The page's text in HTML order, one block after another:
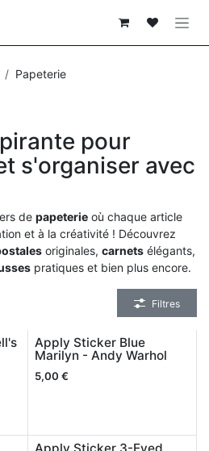
Papeterie
pour
s'organiser avec
de papeterie où chaque article
et à la créativité ! Découvrez
originales, carnets élégants,
pratiques et bien plus encore.
Filtres
Apply Sticker Blue
Marilyn - Andy Warhol
5,00 €